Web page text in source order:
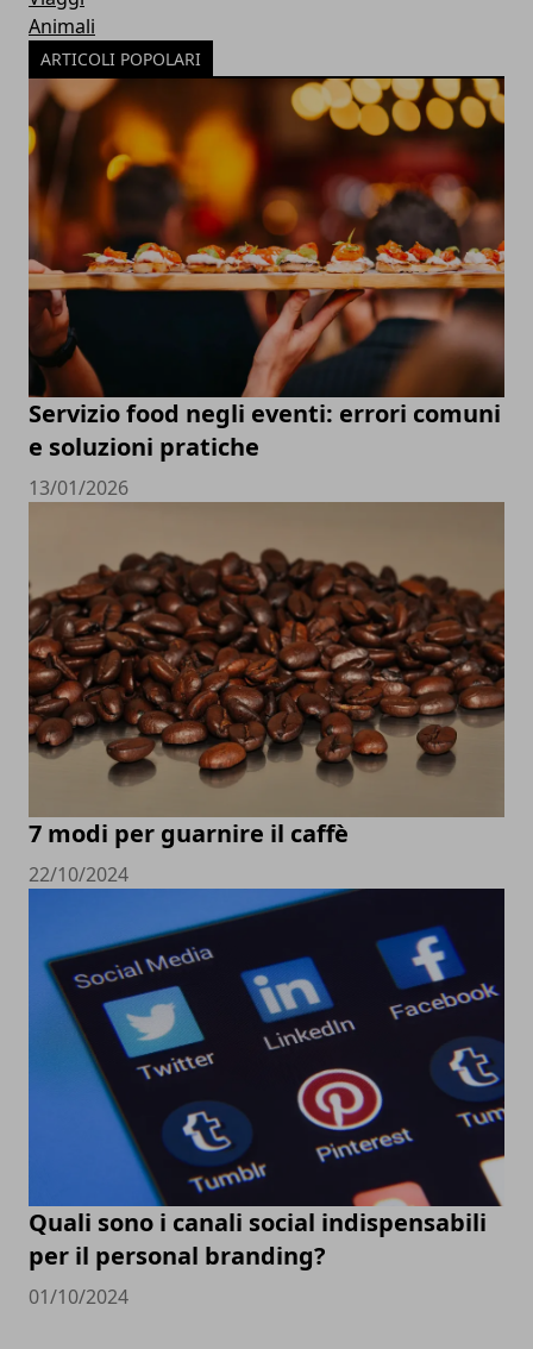
Animali
ARTICOLI POPOLARI
Servizio food negli eventi: errori comuni
e soluzioni pratiche
13/01/2026
7 modi per guarnire il caffè
22/10/2024
Quali sono i canali social indispensabili
per il personal branding?
01/10/2024